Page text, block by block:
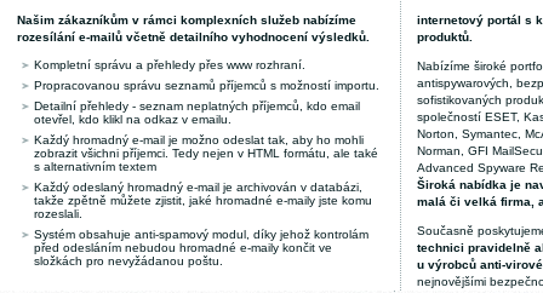
Našim zákazníkům v rámci komplexních služeb nabízíme
rozesílání e-mailů včetně detailního vyhodnocení výsledků.
Kompletní správu a přehledy přes www rozhraní.
Propracovanou správu seznamů příjemců s možností importu.
Detailní přehledy - seznam neplatných příjemců, kdo email
otevřel, kdo klikl na odkaz v emailu.
Každý hromadný e-mail je možno odeslat tak, aby ho mohli
zobrazit všichni příjemci. Tedy nejen v HTML formátu, ale také
s alternativním textem
Každý odeslaný hromadný e-mail je archivován v databázi,
takže zpětně můžete zjistit, jaké hromadné e-maily jste komu
rozeslali.
Systém obsahuje anti-spamový modul, díky jehož kontrolám
před odesláním nebudou hromadné e-maily končit ve
složkách pro nevyžádanou poštu.
internetový portál s
produktů.
Nabízíme široké
antispywarových,
sofistikovaných
společností ESET,
Norton, Symantec,
Norman, GFI
Advanced Spyware
Široká nabídka je
malá či velká firma,
Současně
technici pravidelně
u výrobců anti-
nejnovějšími